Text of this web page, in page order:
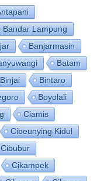
Bandar Lampung
Banjarmasin
Batam
Binjai
Bintaro
Boyolali
Ciamis
Cibeunying Kidul
Cibubur
Cikampek